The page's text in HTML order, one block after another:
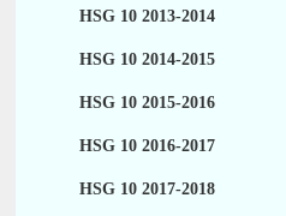
HSG 10 2013-2014
HSG 10 2014-2015
HSG 10 2015-2016
HSG 10 2016-2017
HSG 10 2017-2018